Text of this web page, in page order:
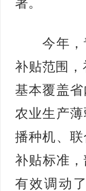
著。
今年，
补贴范围
基本覆盖
农业生产
播种机、
补贴标准
有效调动